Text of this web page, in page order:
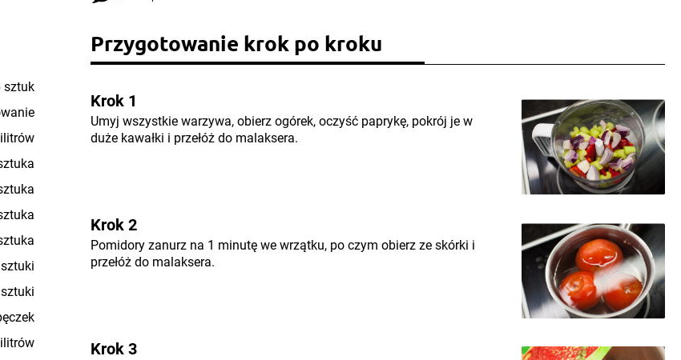
sztuk
Przygotowanie krok po kroku
Krok 1
Umyj wszystkie warzywa, obierz ogórek, oczyść paprykę, pokrój je w
duże kawałki i przełóż do malaksera.
Krok 2
Pomidory zanurz na 1 minutę we wrzątku, po czym obierz ze skórki i
przełóż do malaksera.
Krok 3